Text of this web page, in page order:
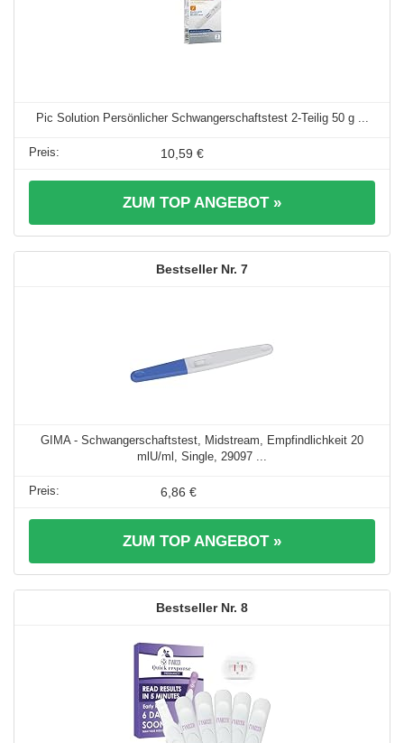
Pic Solution Persönlicher Schwangerschaftstest 2-Teilig 50 g ...
10,59 €
ZUM TOP ANGEBOT »
7
GIMA - Schwangerschaftstest, Midstream, Empfindlichkeit 20
mlU/ml, Single, 29097 ...
6,86 €
ZUM TOP ANGEBOT »
8